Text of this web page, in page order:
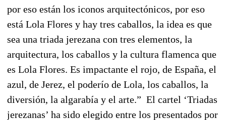
por eso están los iconos arquitectónicos, por eso
está Lola Flores y hay tres caballos, la idea es que
sea una triada jerezana con tres elementos, la
arquitectura, los caballos y la cultura flamenca que
es Lola Flores. Es impactante el rojo, de España, el
azul, de Jerez, el poderío de Lola, los caballos, la
diversión, la algarabía y el arte.” El cartel ‘Triadas
jerezanas’ ha sido elegido entre los presentados por